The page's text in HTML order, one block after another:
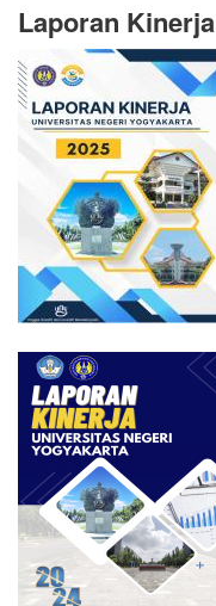
Laporan Kinerja